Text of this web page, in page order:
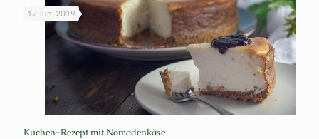
12 Juni 2019
Kuchen-Rezept mit Nomadenkäse